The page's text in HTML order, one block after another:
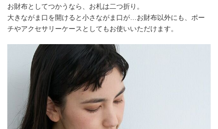
お財布としてつかうなら、お札は二つ折り。
大きながま口を開けると小さながま口が…お財布以外にも、ポー
チやアクセサリーケースとしてもお使いいただけます。